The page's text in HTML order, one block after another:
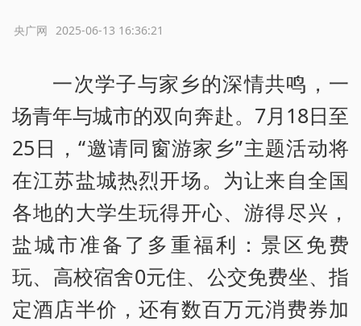
2025-06-13 16:36:21
央广网
一次学子与家乡的深情共鸣，一
场青年与城市的双向奔赴。7月18日至
25日，“邀请同窗游家乡”主题活动将
在江苏盐城热烈开场。为让来自全国
各地的大学生玩得开心、游得尽兴，
盐城市准备了多重福利：景区免费
玩、高校宿舍0元住、公交免费坐、指
定酒店半价，还有数百万元消费券加